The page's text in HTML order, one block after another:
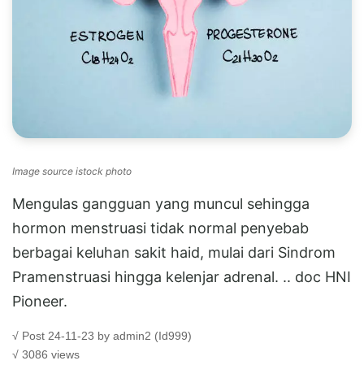
Image source istock photo
Mengulas gangguan yang muncul sehingga
hormon menstruasi tidak normal penyebab
berbagai keluhan sakit haid, mulai dari Sindrom
Pramenstruasi hingga kelenjar adrenal. .. doc HNI
Pioneer.
√ Post 24-11-23 by admin2 (Id999)
√ 3086 views